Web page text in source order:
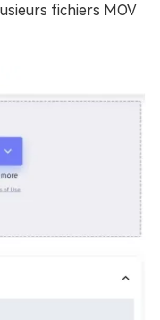
fichiers MOV